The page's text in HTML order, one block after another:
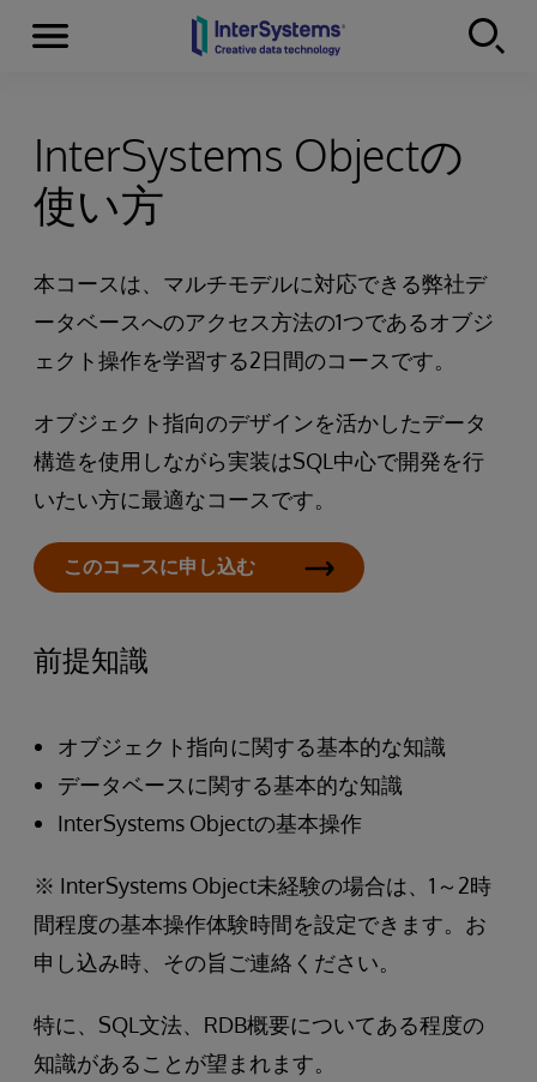
Skip to content
Menu
InterSystems Objectの
使い方
本コースは、マルチモデルに対応できる弊社デ
ータベースへのアクセス方法の1つであるオブジ
ェクト操作を学習する2日間のコースです。
オブジェクト指向のデザインを活かしたデータ
構造を使用しながら実装はSQL中心で開発を行
いたい方に最適なコースです。
このコースに申し込む
前提知識
オブジェクト指向に関する基本的な知識
データベースに関する基本的な知識
InterSystems Objectの基本操作
※ InterSystems Object未経験の場合は、1～2時
間程度の基本操作体験時間を設定できます。お
申し込み時、その旨ご連絡ください。
特に、SQL文法、RDB概要についてある程度の
知識があることが望まれます。